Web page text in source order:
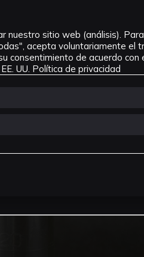
nuestro sitio web (análisis).
acepta voluntariamente el
consentimiento de acuerdo
UU. Política de privacidad